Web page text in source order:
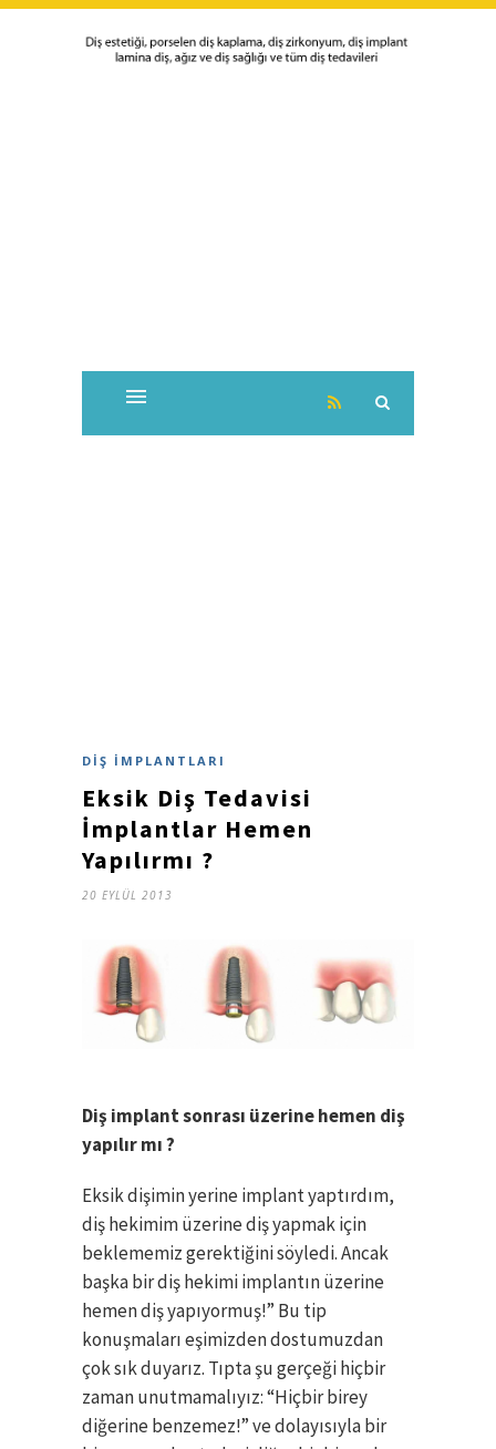
DIŞ İMPLANTLARI
Eksik Diş Tedavisi
İmplantlar Hemen
Yapılırmı ?
20 EYLÜL 2013
Diş implant sonrası üzerine hemen diş
yapılır mı ?
Eksik dişimin yerine implant yaptırdım,
diş hekimim üzerine diş yapmak için
beklememiz gerektiğini söyledi. Ancak
başka bir diş hekimi implantın üzerine
hemen diş yapıyormuş!” Bu tip
konuşmaları eşimizden dostumuzdan
çok sık duyarız. Tıpta şu gerçeği hiçbir
zaman unutmamalıyız: “Hiçbir birey
diğerine benzemez!” ve dolayısıyla bir